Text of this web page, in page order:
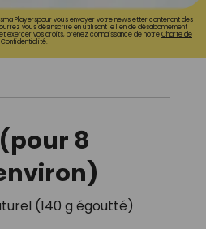
Playerspour vous envoyer votre newsletter contenant des
vous désinscrire en utilisant le lien de désabonnement
exercer vos droits, prenez connaissance de notreCharte de
Confidentialité.
8
(140 g égoutté)